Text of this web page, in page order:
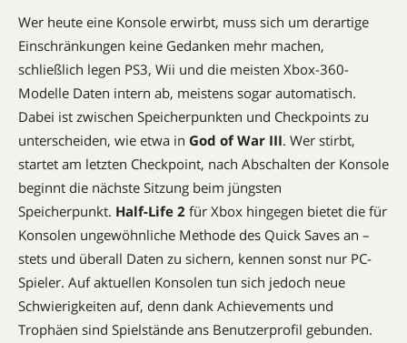
Wer heute eine Konsole erwirbt, muss sich um derartige
Einschränkungen keine Gedanken mehr machen,
schließlich legen PS3, Wii und die meisten Xbox-360-
Modelle Daten intern ab, meistens sogar automatisch.
Dabei ist zwischen Speicherpunkten und Checkpoints zu
unterscheiden, wie etwa in God of War III. Wer stirbt,
startet am letzten Checkpoint, nach Abschalten der Konsole
beginnt die nächste Sitzung beim jüngsten
Speicherpunkt. Half-Life 2 für Xbox hingegen bietet die für
Konsolen ungewöhnliche Methode des Quick ­Saves an –
stets und überall Daten zu sichern, kennen sonst nur PC-
Spieler. Auf aktuellen Konsolen tun sich jedoch neue
Schwierigkeiten auf, denn dank Achievements und
Trophäen sind Spielstände ans Benutzerprofil gebunden.